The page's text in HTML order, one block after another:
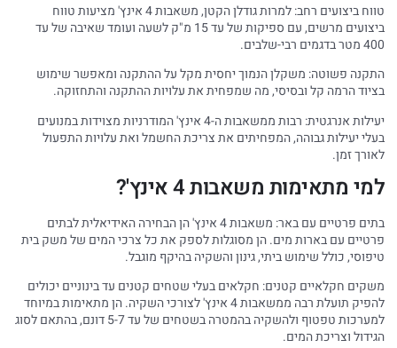
טווח ביצועים רחב: למרות גודלן הקטן, משאבות 4 אינץ' מציעות טווח
ביצועים מרשים, עם ספיקות של עד 15 מ"ק לשעה ועומד שאיבה של עד
400 מטר בדגמים רבי-שלבים.
התקנה פשוטה: משקלן הנמוך יחסית מקל על ההתקנה ומאפשר שימוש
בציוד הרמה קל ובסיסי, מה שמפחית את עלויות ההתקנה והתחזוקה.
יעילות אנרגטית: רבות ממשאבות ה-4 אינץ' המודרניות מצוידות במנועים
בעלי יעילות גבוהה, המפחיתים את צריכת החשמל ואת עלויות התפעול
לאורך זמן.
למי מתאימות משאבות 4 אינץ'?
בתים פרטיים עם באר: משאבות 4 אינץ' הן הבחירה האידיאלית לבתים
פרטיים עם בארות מים. הן מסוגלות לספק את כל צרכי המים של משק בית
טיפוסי, כולל שימוש ביתי, גינון והשקיה בהיקף מוגבל.
משקים חקלאיים קטנים: חקלאים בעלי שטחים קטנים עד בינוניים יכולים
להפיק תועלת רבה ממשאבות 4 אינץ' לצורכי השקיה. הן מתאימות במיוחד
למערכות טפטוף ולהשקיה בהמטרה בשטחים של עד 5-7 דונם, בהתאם לסוג
הגידול וצריכת המים.